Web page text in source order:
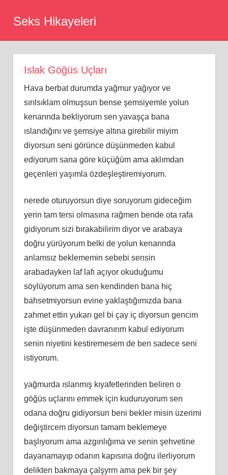
Seks Hikayeleri
Islak Göğüs Uçları
Hava berbat durumda yağmur yağıyor ve
sırılsıklam olmuşsun bense şemsiyemle yolun
kenarında bekliyorum sen yavaşça bana
ıslandığını ve şemsiye altına girebilir miyim
diyorsun seni görünce düşünmeden kabul
ediyorum sana göre küçüğüm ama aklımdan
geçenleri yaşımla özdeşleştiremiyorum.
nerede oturuyorsun diye soruyorum gideceğim
yerin tam tersi olmasına rağmen bende ota rafa
gidiyorum sizi bırakabilirim diyor ve arabaya
doğru yürüyorum belki de yolun kenarında
anlamsız beklememin sebebi sensin
arabadayken laf lafı açıyor okuduğumu
söylüyorum ama sen kendinden bana hiç
bahsetmiyorsun evine yaklaştığımızda bana
zahmet ettin yukarı gel bi çay iç diyorsun gencim
işte düşünmeden davranırım kabul ediyorum
senin niyetini kestiremesem de ben sadece seni
istiyorum.
yağmurda ıslanmış kıyafetlerinden beliren o
göğüs uçlarını emmek için kuduruyorum sen
odana doğru gidiyorsun beni bekler misin üzerimi
değiştircem diyorsun tamam beklemeye
başlıyorum ama azgınlığıma ve senin şehvetine
dayanamayıp odanın kapısına doğru ilerliyorum
delikten bakmaya çalşyrm ama pek bir şey